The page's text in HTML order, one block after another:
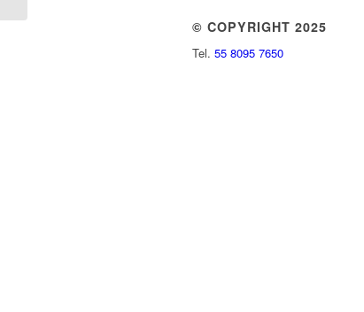
© COPYRIGHT 2025
Tel. 55 8095 7650